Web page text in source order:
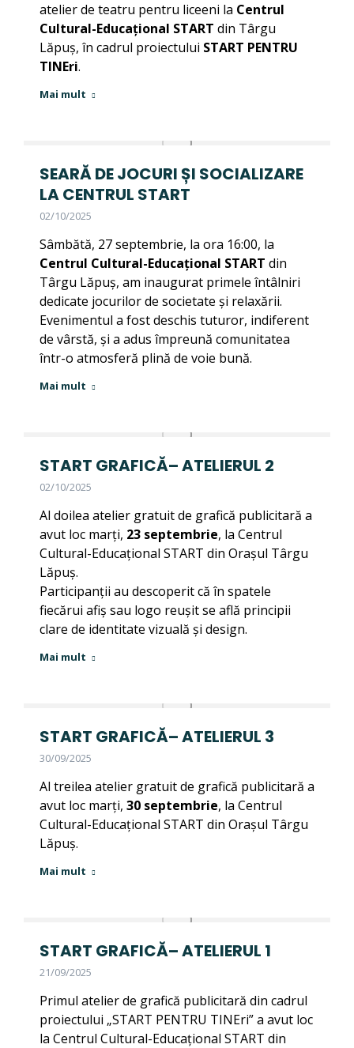
atelier de teatru pentru liceeni la Centrul
Cultural-Educațional START din Târgu
Lăpuș, în cadrul proiectului START PENTRU
TINEri.
Mai mult
SEARĂ DE JOCURI ȘI SOCIALIZARE
LA CENTRUL START
02/10/2025
Sâmbătă, 27 septembrie, la ora 16:00, la
Centrul Cultural-Educațional START din
Târgu Lăpuș, am inaugurat primele întâlniri
dedicate jocurilor de societate și relaxării.
Evenimentul a fost deschis tuturor, indiferent
de vârstă, și a adus împreună comunitatea
într-o atmosferă plină de voie bună.
Mai mult
START GRAFICĂ– ATELIERUL 2
02/10/2025
Al doilea atelier gratuit de grafică publicitară a
avut loc marți, 23 septembrie, la Centrul
Cultural-Educațional START din Orașul Târgu
Lăpuș.
Participanții au descoperit că în spatele
fiecărui afiș sau logo reușit se află principii
clare de identitate vizuală și design.
Mai mult
START GRAFICĂ– ATELIERUL 3
30/09/2025
Al treilea atelier gratuit de grafică publicitară a
avut loc marți, 30 septembrie, la Centrul
Cultural-Educațional START din Orașul Târgu
Lăpuș.
Mai mult
START GRAFICĂ– ATELIERUL 1
21/09/2025
Primul atelier de grafică publicitară din cadrul
proiectului „START PENTRU TINEri” a avut loc
la Centrul Cultural-Educațional START din